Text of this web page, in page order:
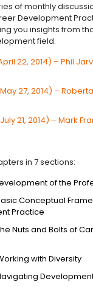
of monthly
Development
you insights from
field.
22, 2014) – Phil
27, 2014) –
21, 2014) – Mark
in 7 sections:
of the
Conceptual
Practice
Nuts and Bolts of
with Diversity